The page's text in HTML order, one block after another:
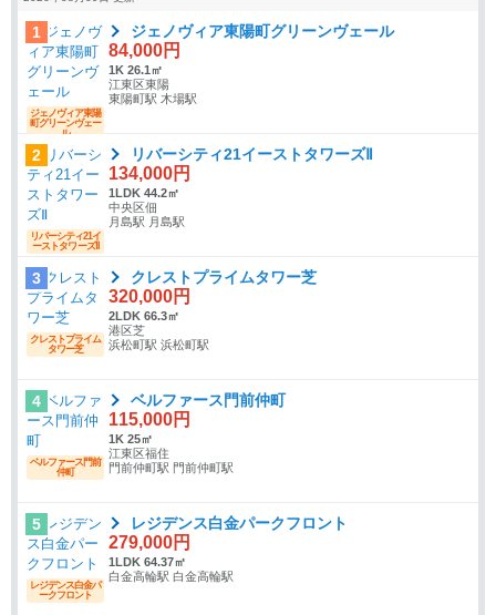
1
ジェノヴィア東陽
町グリーンヴェー
ル
ジェノヴィア東陽町グリーンヴェール
84,000円
1K 26.1㎡
江東区東陽
東陽町駅 木場駅
2
リバーシティ21イ
ーストタワーズⅡ
リバーシティ21イーストタワーズⅡ
134,000円
1LDK 44.2㎡
中央区佃
月島駅 月島駅
3
クレストプライム
タワー芝
クレストプライムタワー芝
320,000円
2LDK 66.3㎡
港区芝
浜松町駅 浜松町駅
4
ベルファース門前
仲町
ベルファース門前仲町
115,000円
1K 25㎡
江東区福住
門前仲町駅 門前仲町駅
5
レジデンス白金パ
ークフロント
レジデンス白金パークフロント
279,000円
1LDK 64.37㎡
白金高輪駅 白金高輪駅